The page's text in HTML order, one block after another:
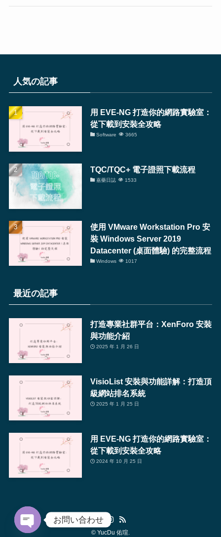
人気の記事
用 EVE-NG 打造你的網路實驗室：
從下載到安裝全攻略
Software 3665
TQC/TQC+ 電子證照下載流程
嘉藥日誌 1533
使用 VMware Workstation Pro 安
裝 Windows Server 2019
Datacenter (桌面體驗) 的完整流程
Windows 1017
最近の記事
打造專業社群平台：XenForo 安裝
與功能介紹
2025 年 1 月 26 日
VisioList 安裝與功能詳解：打造頂
級網站排名系統
2025 年 1 月 25 日
用 EVE-NG 打造你的網路實驗室：
從下載到安裝全攻略
2024 年 10 月 25 日
© YucDu 佑瑄.
お問い合わせ